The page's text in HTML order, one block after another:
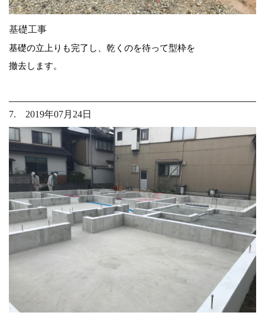
基礎工事
基礎の立上りも完了し、乾くのを待って型枠を
撤去します。
7. 2019年07月24日